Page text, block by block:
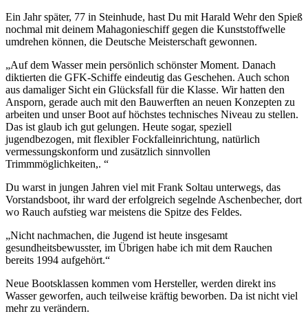
Ein Jahr später, 77 in Steinhude, hast Du mit Harald Wehr den Spieß
nochmal mit deinem Mahagonieschiff gegen die Kunststoffwelle
umdrehen können, die Deutsche Meisterschaft gewonnen.
„Auf dem Wasser mein persönlich schönster Moment. Danach
diktierten die GFK-Schiffe eindeutig das Geschehen. Auch schon
aus damaliger Sicht ein Glücksfall für die Klasse. Wir hatten den
Ansporn, gerade auch mit den Bauwerften an neuen Konzepten zu
arbeiten und unser Boot auf höchstes technisches Niveau zu stellen.
Das ist glaub ich gut gelungen. Heute sogar, speziell
jugendbezogen, mit flexibler Fockfalleinrichtung, natürlich
vermessungskonform und zusätzlich sinnvollen
Trimmmöglichkeiten,. “
Du warst in jungen Jahren viel mit Frank Soltau unterwegs, das
Vorstandsboot, ihr ward der erfolgreich segelnde Aschenbecher, dort
wo Rauch aufstieg war meistens die Spitze des Feldes.
„Nicht nachmachen, die Jugend ist heute insgesamt
gesundheitsbewusster, im Übrigen habe ich mit dem Rauchen
bereits 1994 aufgehört.“
Neue Bootsklassen kommen vom Hersteller, werden direkt ins
Wasser geworfen, auch teilweise kräftig beworben. Da ist nicht viel
mehr zu verändern.